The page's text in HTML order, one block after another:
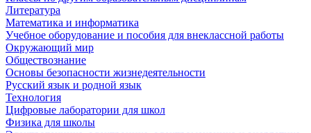
Литература
Математика и информатика
Учебное оборудование и пособия для внеклассной работы
Окружающий мир
Обществознание
Основы безопасности жизнедеятельности
Русский язык и родной язык
Технология
Цифровые лаборатории для школ
Физика для школы